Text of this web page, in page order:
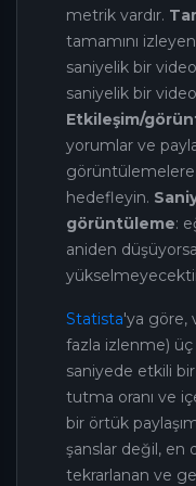
metrik vardır.
tamamını
saniyelik bir
saniyelik bir
Etkileşim/
yorumlar ve
hedefleyin.
görüntüleme:
aniden
Statista'ya göre,
fazla izlenme) üç
saniyede etkili
tutma oranı ve
bir örtük
şanslar değil, en
tekrarlanan ve